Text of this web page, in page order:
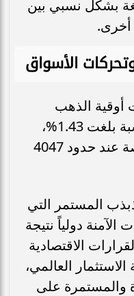
بشكل نسبي بين
أخرى.
الأسواق
أوقية الذهب
بالبورصة العالمية تراجعاً بنسبة بلغت 1.43%،
لتستقر القيمة الفورية للأونصة عند حدود 4047
المستمر التي
دولياً نتيجة
الاقتصادية
العالمي،
والمستمرة على